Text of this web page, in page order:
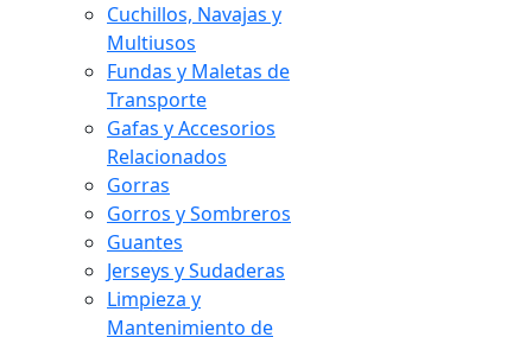
Cuchillos, Navajas y
Multiusos
Fundas y Maletas de
Transporte
Gafas y Accesorios
Relacionados
Gorras
Gorros y Sombreros
Guantes
Jerseys y Sudaderas
Limpieza y
Mantenimiento de